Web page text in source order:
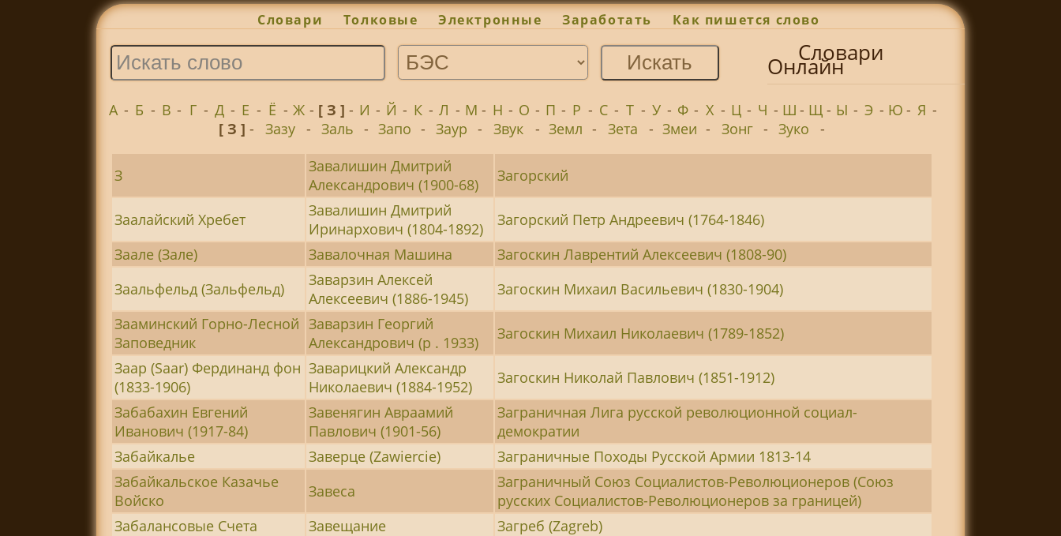
Словари Толковые Электронные Заработать Как пишется слово
Словари
Онлайн
А - Б - В - Г - Д - Е - Ё - Ж - [ З ]- И - Й - К - Л - М - Н - О - П - Р - С - Т - У - Ф - Х - Ц - Ч - Ш - Щ - Ы - Э - Ю- Я -
[ З ] - Зазу - Заль - Запо - Заур - Звук - Земл - Зета - Змеи - Зонг - Зуко -
З
Завалишин Дмитрий
Александрович (1900-68)
Загорский
Заалайский Хребет
Завалишин Дмитрий
Иринархович (1804-1892)
Загорский Петр Андреевич (1764-1846)
Заале (Зале)
Завалочная Машина
Загоскин Лаврентий Алексеевич (1808-90)
Заальфельд (Зальфельд)
Заварзин Алексей
Алексеевич (1886-1945)
Загоскин Михаил Васильевич (1830-1904)
Зааминский Горно-Лесной
Заповедник
Заварзин Георгий
Александрович (р . 1933)
Загоскин Михаил Николаевич (1789-1852)
Заар (Saar) Фердинанд фон
(1833-1906)
Заварицкий Александр
Николаевич (1884-1952)
Загоскин Николай Павлович (1851-1912)
Забабахин Евгений
Иванович (1917-84)
Завенягин Авраамий
Павлович (1901-56)
Заграничная Лига русской революционной социал-
демократии
Забайкалье
Заверце (Zawiercie)
Заграничные Походы Русской Армии 1813-14
Забайкальское Казачье
Войско
Завеса
Заграничный Союз Социалистов-Революционеров (Союз
русских Социалистов-Революционеров за границей)
Забалансовые Счета
Завещание
Загреб (Zagreb)